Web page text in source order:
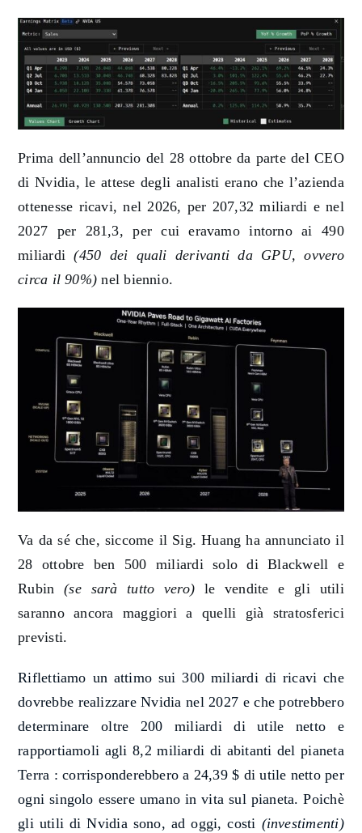
Prima dell’annuncio del 28 ottobre da parte del CEO
di Nvidia, le attese degli analisti erano che l’azienda
ottenesse ricavi, nel 2026, per 207,32 miliardi e nel
2027 per 281,3, per cui eravamo intorno ai 490
miliardi(450 dei quali derivanti da GPU, ovvero
circa il 90%)nel biennio.
Va da sé che, siccome il Sig. Huang ha annunciato il
28 ottobre ben 500 miliardi solo di Blackwell e
Rubin(se sarà tutto vero) le vendite e gli utili
saranno ancora maggiori a quelli già stratosferici
previsti.
Riflettiamo un attimo sui 300 miliardi di ricavi che
dovrebbe realizzare Nvidia nel 2027 e che potrebbero
determinare oltre 200 miliardi di utile netto e
rapportiamoli agli 8,2 miliardi di abitanti del pianeta
Terra : corrisponderebbero a 24,39 $ di utile netto per
ogni singolo essere umano in vita sul pianeta. Poichè
gli utili di Nvidia sono, ad oggi, costi (investimenti)